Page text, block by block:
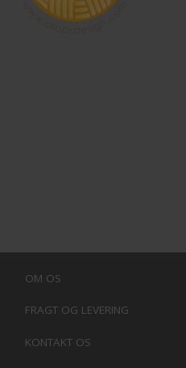
OM OS
FRAGT OG LEVERING
KONTAKT OS